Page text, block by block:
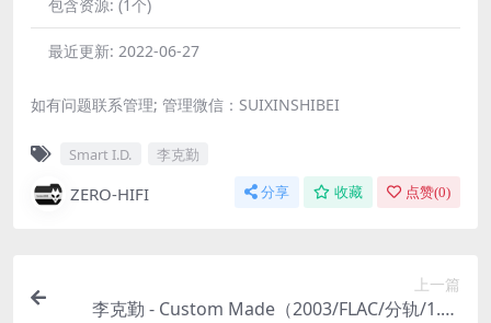
包含资源: (1个)
最近更新: 2022-06-27
如有问题联系管理; 管理微信：SUIXINSHIBEI
Smart I.D. 李克勤
ZERO-HIFI 分享 收藏 点赞(0)
上一篇
李克勤 - Custom Made（2003/FLAC/分轨/1.31